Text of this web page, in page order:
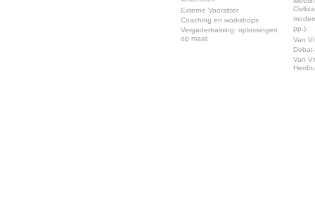
Externe Voorzitter
Coaching en workshops
Vergadertraining: oplossingen
op maat
pp.).
Van
Van